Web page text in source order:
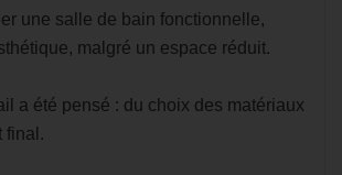
une salle de bain fonctionnelle,
malgré un espace réduit.
a été pensé : du choix des matériaux
final.